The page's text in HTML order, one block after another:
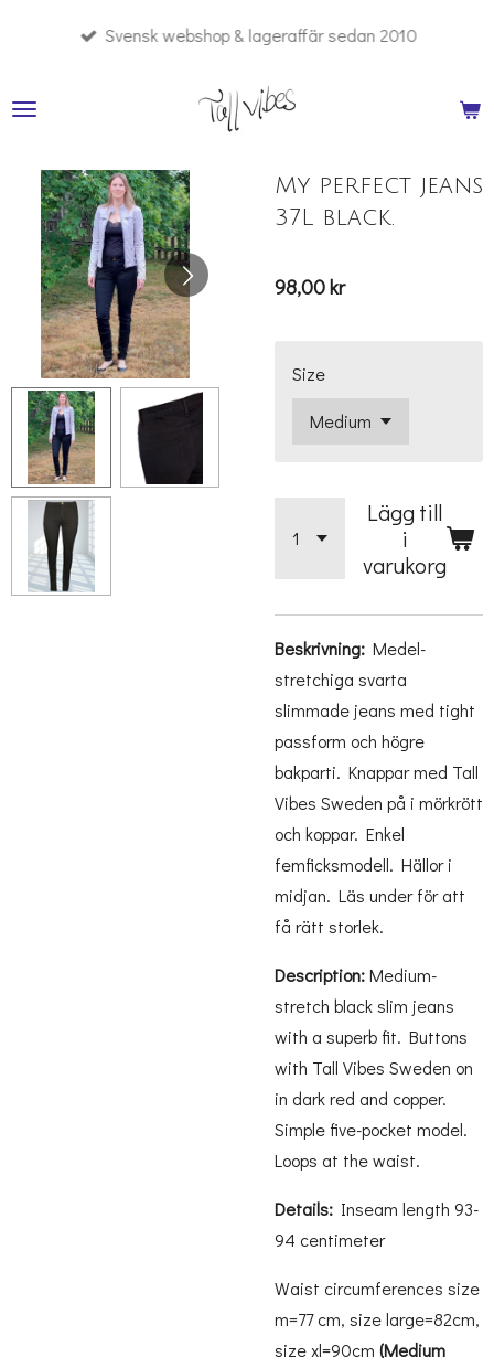
Svensk webshop & lageraffär sedan 2010
My perfect jeans
37L black.
98,00 kr
Size
Lägg till
i
varukorg
Beskrivning: Medel-
stretchiga svarta
slimmade jeans med tight
passform och högre
bakparti. Knappar med Tall
Vibes Sweden på i mörkrött
och koppar. Enkel
femficksmodell. Hällor i
midjan. Läs under för att
få rätt storlek.
Description:Medium-
stretch black slim jeans
with a superb fit. Buttons
with Tall Vibes Sweden on
in dark red and copper.
Simple five-pocket model.
Loops at the waist.
Details: Inseam length 93-
94 centimeter
Waist circumferences size
m=77 cm, size large=82cm,
size xl=90cm (Medium